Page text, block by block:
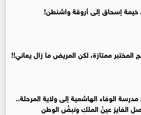
إسحاق إلى أروقة واشنطن!
المختبر ممتازة، لكن المريض ما زال يعاني!!
الوفاء الهاشمية إلى ولاية المرحلة..
الفايز عينُ الملكِ ونبضُ الوطن